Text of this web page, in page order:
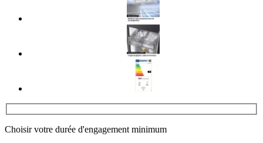
Choisir votre durée d'engagement minimum